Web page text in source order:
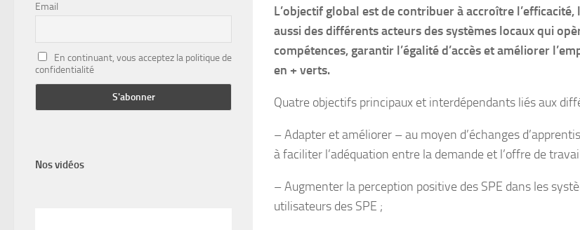
L’objectif global est de contribuer à accroître
aussi des différents acteurs des systèmes locaux qui
compétences, garantir l’égalité d’accès et améliorer
en + verts.
Quatre objectifs principaux et interdépendants liés aux
– Adapter et améliorer – au moyen d’échanges
à faciliter l’adéquation entre la demande et l’offre de
– Augmenter la perception positive des SPE dans les
utilisateurs des SPE ;
Email
En continuant, vous acceptez la politique de
confidentialité
Nos vidéos